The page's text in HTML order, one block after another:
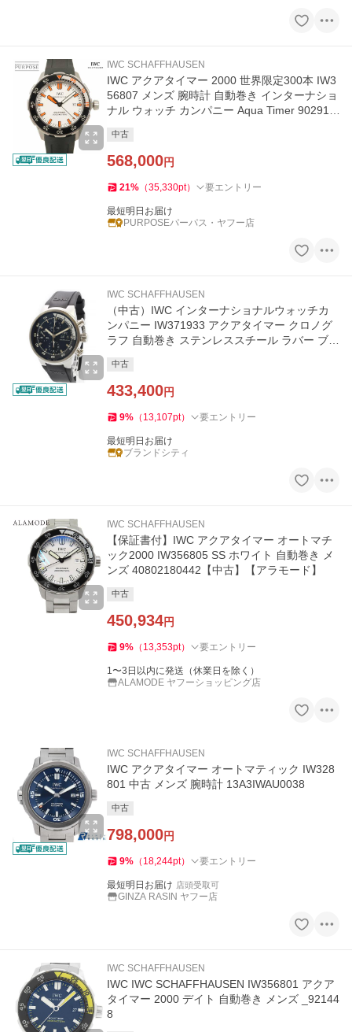
IWC SCHAFFHAUSEN
IWC アクアタイマー 2000 世界限定300本 IW3
56807 メンズ 腕時計 自動巻き インターナショ
ナル ウォッチ カンパニー Aqua Timer 902912
中古
568,000円
21% （35,330pt） 要エントリー
最短明日お届け
PURPOSEパーパス・ヤフー店
IWC SCHAFFHAUSEN
（中古）IWC インターナショナルウォッチカ
ンパニー IW371933 アクアタイマー クロノグ
ラフ 自動巻き ステンレススチール ラバー ブラ
中古
433,400円
9% （ 13,107pt） 要エントリー
最短明日お届け
ブランドシティ
IWC SCHAFFHAUSEN
【保証書付】IWC アクアタイマー オートマチ
ック2000 IW356805 SS ホワイト 自動巻き メ
ンズ 40802180442【中古】【アラモード】
中古
450,934円
9% （ 13,353pt） 要エントリー
1〜3日以内に発送（休業日を除く）
ALAMODE ヤフーショッピング店
IWC SCHAFFHAUSEN
IWC アクアタイマー オートマティック IW328
801 中古 メンズ 腕時計 13A3IWAU0038
中古
798,000円
9% （ 18,244pt） 要エントリー
最短明日お届け 店頭受取可
GINZA RASIN ヤフー店
IWC SCHAFFHAUSEN
IWC IWC SCHAFFHAUSEN IW356801 アクア
タイマー 2000 デイト 自動巻き メンズ _92144
8